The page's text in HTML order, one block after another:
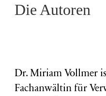
Die Autoren
Dr. Miriam Vollmer
Fachanwältin für